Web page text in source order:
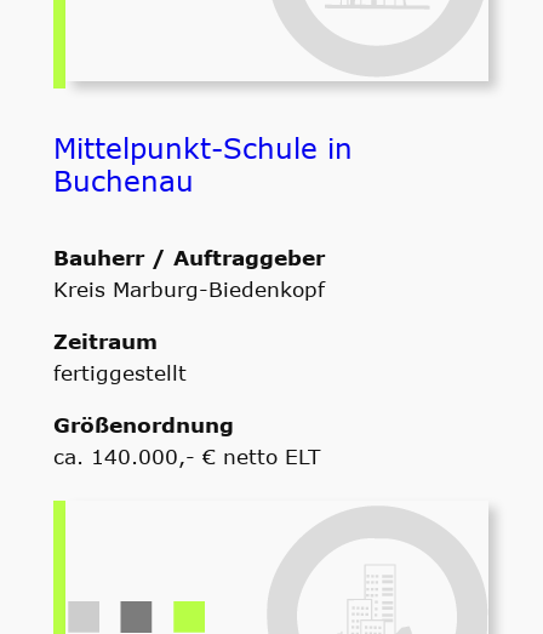
Mittelpunkt-Schule in
Buchenau
Bauherr / Auftraggeber
Kreis Marburg-Biedenkopf
Zeitraum
fertiggestellt
Größenordnung
ca. 140.000,- € netto ELT